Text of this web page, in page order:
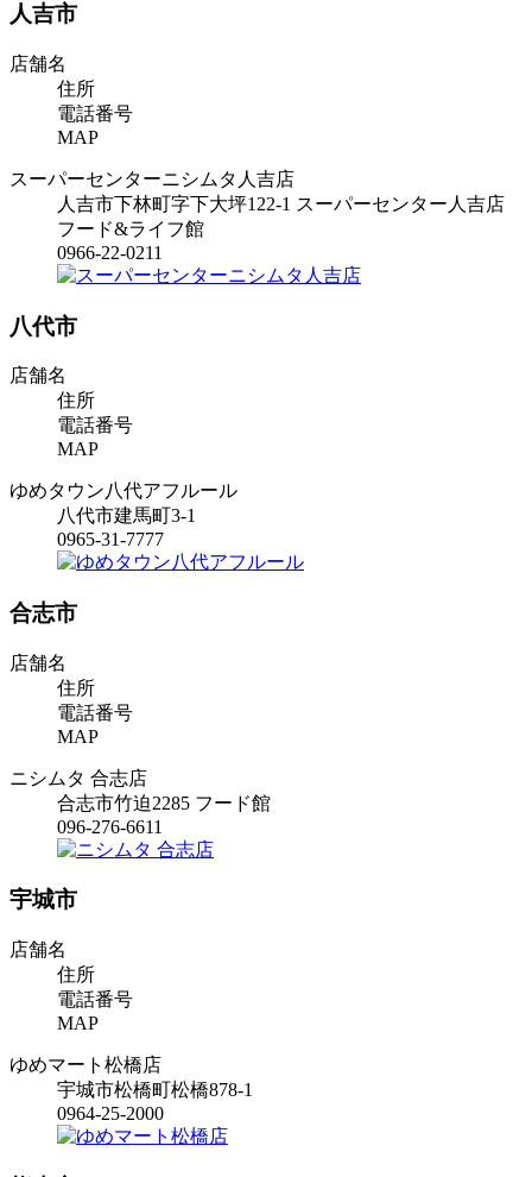
人吉市
店舗名
住所
電話番号
MAP
スーパーセンターニシムタ人吉店
人吉市下林町字下大坪122-1 スーパーセンター人吉店
フード&ライフ館
0966-22-0211
八代市
店舗名
住所
電話番号
MAP
ゆめタウン八代アフルール
八代市建馬町3-1
0965-31-7777
合志市
店舗名
住所
電話番号
MAP
ニシムタ 合志店
合志市竹迫2285 フード館
096-276-6611
宇城市
店舗名
住所
電話番号
MAP
ゆめマート松橋店
宇城市松橋町松橋878-1
0964-25-2000